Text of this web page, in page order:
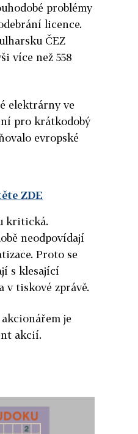
problémy
licence.
ČEZ
více než 558
elektrárny ve
pro krátkodobý
evropské
ZDE
kritická.
neodpovídají
Proto se
s klesající
v tiskové zprávě.
je
akcií.